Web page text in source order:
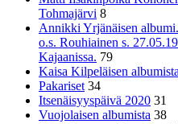
Tohmajärvi 8
Annikki Yrjänäisen
o.s. Rouhiainen s.
Kajaanissa. 79
Kaisa Kilpeläisen
Pakariset 34
Itsenäisyyspäivä 2020 31
Vuojolaisen albumista 38